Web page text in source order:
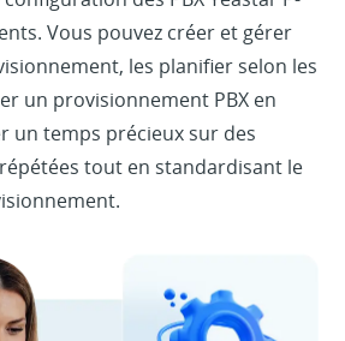
Vous pouvez créer et gérer
les planifier selon les
un provisionnement PBX en
un temps précieux sur des
tout en standardisant le